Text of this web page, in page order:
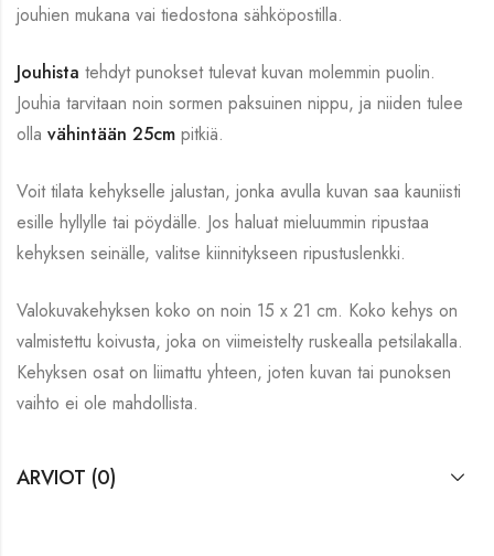
jouhien mukana vai tiedostona sähköpostilla.
Jouhista tehdyt punokset tulevat kuvan molemmin puolin.
Jouhia tarvitaan noin sormen paksuinen nippu, ja niiden tulee
olla vähintään 25cm pitkiä.
Voit tilata kehykselle jalustan, jonka avulla kuvan saa kauniisti
esille hyllylle tai pöydälle. Jos haluat mieluummin ripustaa
kehyksen seinälle, valitse kiinnitykseen ripustuslenkki.
Valokuvakehyksen koko on noin 15 x 21 cm. Koko kehys on
valmistettu koivusta, joka on viimeistelty ruskealla petsilakalla.
Kehyksen osat on liimattu yhteen, joten kuvan tai punoksen
vaihto ei ole mahdollista.
ARVIOT (0)